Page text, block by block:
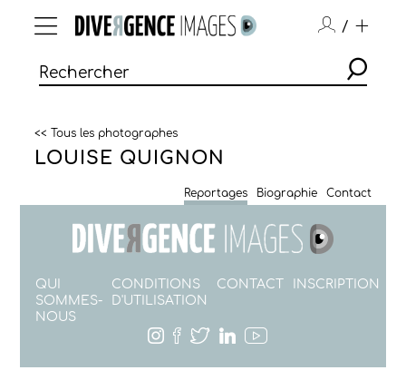
/
<< Tous les photographes
LOUISE QUIGNON
Reportages Biographie Contact
QUI
SOMMES-
NOUS
CONDITIONS
D'UTILISATION
CONTACT INSCRIPTION